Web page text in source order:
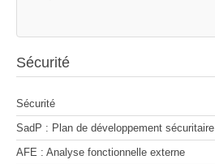
Sécurité
Sécurité
SadP : Plan de développement sécuritaire
AFE : Analyse fonctionnelle externe